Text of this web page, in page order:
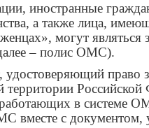
иностранные
а также лица,
могут являться
– полис ОМС).
удостоверяющий право
Российской
в системе
вместе с